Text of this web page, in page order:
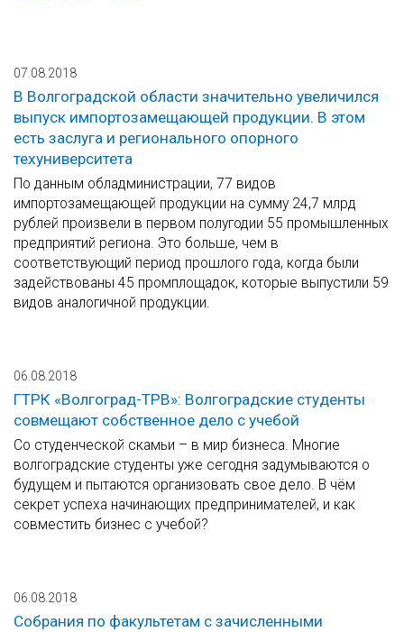
07.08.2018
В Волгоградской области значительно увеличился
выпуск импортозамещающей продукции. В этом
есть заслуга и регионального опорного
техуниверситета
По данным обладминистрации, 77 видов
импортозамещающей продукции на сумму 24,7 млрд
рублей произвели в первом полугодии 55 промышленных
предприятий региона. Это больше, чем в
соответствующий период прошлого года, когда были
задействованы 45 промплощадок, которые выпустили 59
видов аналогичной продукции.
06.08.2018
ГТРК «Волгоград-ТРВ»: Волгоградские студенты
совмещают собственное дело с учебой
Со студенческой скамьи – в мир бизнеса. Многие
волгоградские студенты уже сегодня задумываются о
будущем и пытаются организовать свое дело. В чём
секрет успеха начинающих предпринимателей, и как
совместить бизнес с учебой?
06.08.2018
Собрания по факультетам с зачисленными